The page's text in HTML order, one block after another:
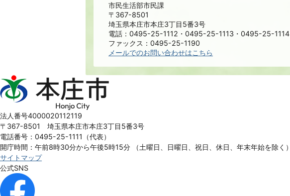
市民生活部市民課
〒367-8501
埼玉県本庄市本庄3丁目5番3号
電話：0495-25-1112・0495-25-1113・0495-25-1114
ファックス：0495-25-1190
メールでのお問い合わせはこちら
本
庄
Honjo
City
法人番号4000020112119
〒367-8501 埼玉県本庄市本庄3丁目5番3号
電話番号：0495-25-1111（代表）
開庁時間：午前8時30分から午後5時15分
（土曜日、日曜日、祝日、休日、年末年始を除く）
サイトマップ
公式SNS